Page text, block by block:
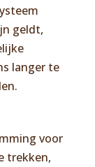
geldt,
langer te
voor
trekken,